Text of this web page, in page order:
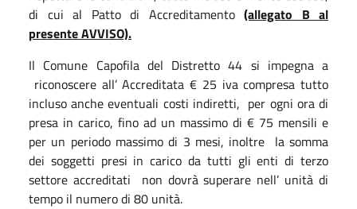
di cui al Patto di Accreditamento (allegato B al
presente AVVISO).
Il Comune Capofila del Distretto 44 si impegna a
riconoscere all’ Accreditata € 25 iva compresa tutto
incluso anche eventuali costi indiretti, per ogni ora di
presa in carico, fino ad un massimo di € 75 mensili e
per un periodo massimo di 3 mesi, inoltre la somma
dei soggetti presi in carico da tutti gli enti di terzo
settore accreditati non dovrà superare nell’ unità di
tempo il numero di 80 unità.